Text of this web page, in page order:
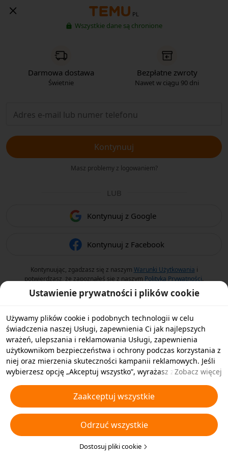
PL
Wszystkie dane są chronione
Darmowa dostawa
Świetnie
Bezpłatne zwroty
Nawet w ciągu 90 dni
Kontynuuj
Masz problemy z logowaniem?
LUB
Kontynuuj z Google
Kontynuuj z Facebook
Kontynuując, zgadzasz się z naszym Warunki Użytkowania i
potwierdzasz, że zapoznałeś się z naszym Polityka Prywatności.
Ustawienie prywatności i plików cookie
Używamy plików cookie i podobnych technologii w celu
świadczenia naszej Usługi, zapewnienia Ci jak najlepszych
wrażeń, ulepszania i reklamowania Usługi, zapewnienia
użytkownikom bezpieczeństwa i ochrony podczas korzystania z
niej oraz mierzenia skuteczności kampanii reklamowych. Jeśli
wybierzesz opcję „Akceptuj wszystko”, wyrażasz zgodę na
oraz podobnych technologii na Twoim urządzeniu w celach
reklamowych. Możesz także wybrać opcję „Odrzucić wszystkie”,
aby odrzucić wszystkie nieistotne pliki cookie lub wybrać typy
plików cookie, które chcesz zaakceptować albo wyłączyć,
klikając opcję „Dostosuj pliki cookie” poniżej lub w dowolnej
chwili w ustawieniach prywatności. Aby uzyskać więcej
Zobacz więcej
Zaakceptuj wszystkie
Odrzuć wszystkie
Dostosuj pliki cookie